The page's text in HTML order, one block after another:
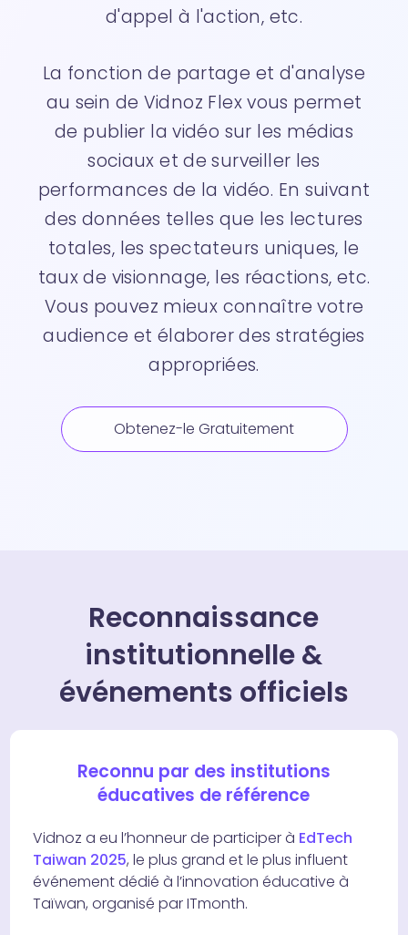
d'appel à l'action, etc.
La fonction de partage et d'analyse
au sein de Vidnoz Flex vous permet
de publier la vidéo sur les médias
sociaux et de surveiller les
performances de la vidéo. En suivant
des données telles que les lectures
totales, les spectateurs uniques, le
taux de visionnage, les réactions, etc.
Vous pouvez mieux connaître votre
audience et élaborer des stratégies
appropriées.
Obtenez-le Gratuitement
Reconnaissance
institutionnelle &
événements officiels
Reconnu par des institutions
éducatives de référence
Vidnoz a eu l’honneur de participer à EdTech
Taiwan 2025, le plus grand et le plus influent
événement dédié à l’innovation éducative à
Taïwan, organisé par ITmonth.